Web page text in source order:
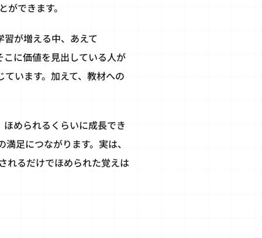
できます。
が増える中、あえて
に価値を見出している人が
います。加えて、教材への
められるくらいに成長でき
足につながります。実は、
れるだけでほめられた覚えは